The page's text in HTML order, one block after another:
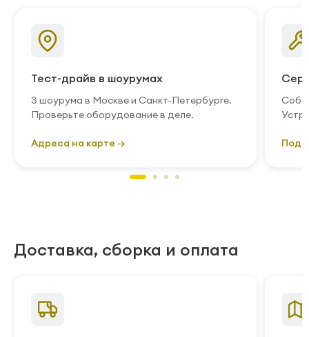
Тест-драйв в шоурумах
3 шоурума в Москве и Санкт-Петербурге.
Проверьте оборудование в деле.
Адреса на карте →
Доставка, сборка и оплата